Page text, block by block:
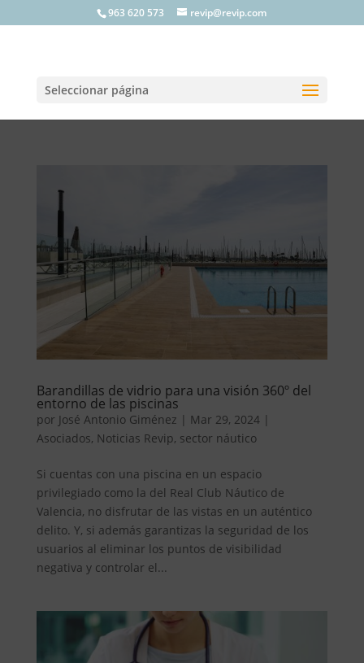
963 620 573 revip@revip.com
Seleccionar página
Barandillas de vidrio para una visión 360º del
entorno de las piscinas
por José Antonio Giménez | Mar 29, 2024|
Asociados, Noticias Revip, sector náutico
Si cuentas con una piscina en un espacio
privilegiado como la del Real Club Náutico de
Valencia, no disfrutar de las vistas en un auténtico
delito. Y, si además garantizas la seguridad de los
usuarios al eliminar los puntos de visibilidad
negativa y controlar el...